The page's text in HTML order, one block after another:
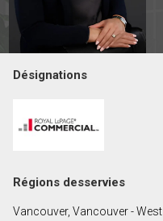
Prénom
Courriel
Désignations
Régions desservies
Vancouver, Vancouver - West